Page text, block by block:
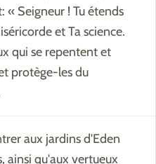
« Seigneur ! Tu étends
et Ta science.
qui se repentent et
protège-les du
aux jardins d'Eden
ainsi qu'aux vertueux